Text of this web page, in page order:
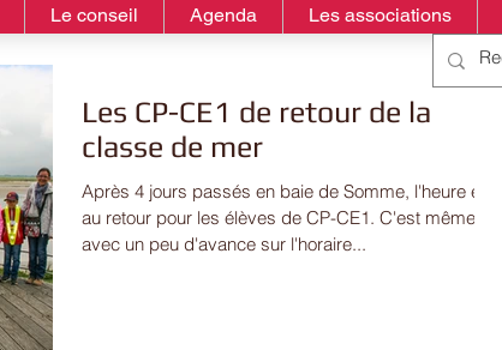
Le conseil Agenda Les associations
Les CP-CE1 de retour de la
classe de mer
Après 4 jours passés en baie de Somme, l'heure était
au retour pour les élèves de CP-CE1. C'est même
avec un peu d'avance sur l'horaire...